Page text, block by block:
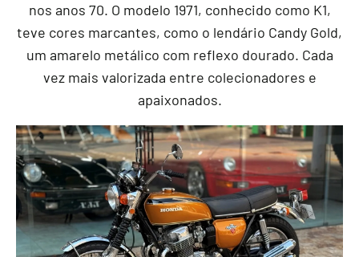
nos anos 70. O modelo 1971, conhecido como K1,
teve cores marcantes, como o lendário Candy Gold,
um amarelo metálico com reflexo dourado. Cada
vez mais valorizada entre colecionadores e
apaixonados.